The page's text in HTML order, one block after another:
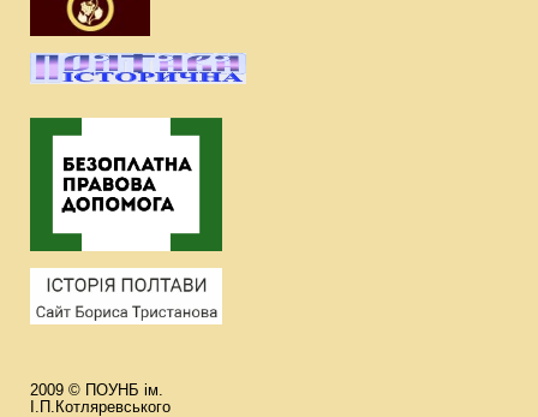
2009 © ПОУНБ ім.
І.П.Котляревського